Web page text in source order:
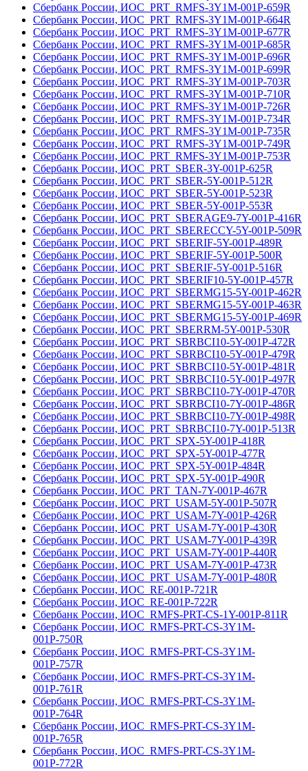
Сбербанк России, ИОС_PRT_RMFS-3Y1M-001Р-659R
Сбербанк России, ИОС_PRT_RMFS-3Y1M-001Р-664R
Сбербанк России, ИОС_PRT_RMFS-3Y1M-001Р-677R
Сбербанк России, ИОС_PRT_RMFS-3Y1M-001Р-685R
Сбербанк России, ИОС_PRT_RMFS-3Y1M-001Р-696R
Сбербанк России, ИОС_PRT_RMFS-3Y1M-001Р-699R
Сбербанк России, ИОС_PRT_RMFS-3Y1M-001Р-703R
Сбербанк России, ИОС_PRT_RMFS-3Y1M-001Р-710R
Сбербанк России, ИОС_PRT_RMFS-3Y1M-001Р-726R
Сбербанк России, ИОС_PRT_RMFS-3Y1M-001Р-734R
Сбербанк России, ИОС_PRT_RMFS-3Y1M-001Р-735R
Сбербанк России, ИОС_PRT_RMFS-3Y1M-001Р-749R
Сбербанк России, ИОС_PRT_RMFS-3Y1M-001Р-753R
Сбербанк России, ИОС_PRT_SBER-3Y-001Р-625R
Сбербанк России, ИОС_PRT_SBER-5Y-001Р-512R
Сбербанк России, ИОС_PRT_SBER-5Y-001Р-523R
Сбербанк России, ИОС_PRT_SBER-5Y-001Р-553R
Сбербанк России, ИОС_PRT_SBERAGE9-7Y-001Р-416R
Сбербанк России, ИОС_PRT_SBERECCY-5Y-001Р-509R
Сбербанк России, ИОС_PRT_SBERIF-5Y-001Р-489R
Сбербанк России, ИОС_PRT_SBERIF-5Y-001Р-500R
Сбербанк России, ИОС_PRT_SBERIF-5Y-001Р-516R
Сбербанк России, ИОС_PRT_SBERIF10-5Y-001Р-457R
Сбербанк России, ИОС_PRT_SBERMG15-5Y-001Р-462R
Сбербанк России, ИОС_PRT_SBERMG15-5Y-001Р-463R
Сбербанк России, ИОС_PRT_SBERMG15-5Y-001Р-469R
Сбербанк России, ИОС_PRT_SBERRM-5Y-001Р-530R
Сбербанк России, ИОС_PRT_SBRBCI10-5Y-001Р-472R
Сбербанк России, ИОС_PRT_SBRBCI10-5Y-001Р-479R
Сбербанк России, ИОС_PRT_SBRBCI10-5Y-001Р-481R
Сбербанк России, ИОС_PRT_SBRBCI10-5Y-001Р-497R
Сбербанк России, ИОС_PRT_SBRBCI10-7Y-001Р-470R
Сбербанк России, ИОС_PRT_SBRBCI10-7Y-001Р-486R
Сбербанк России, ИОС_PRT_SBRBCI10-7Y-001Р-498R
Сбербанк России, ИОС_PRT_SBRBCI10-7Y-001Р-513R
Сбербанк России, ИОС_PRT_SPX-5Y-001Р-418R
Сбербанк России, ИОС_PRT_SPX-5Y-001Р-477R
Сбербанк России, ИОС_PRT_SPX-5Y-001Р-484R
Сбербанк России, ИОС_PRT_SPX-5Y-001Р-490R
Сбербанк России, ИОС_PRT_TAN-7Y-001Р-467R
Сбербанк России, ИОС_PRT_USAM-5Y-001Р-507R
Сбербанк России, ИОС_PRT_USAM-7Y-001Р-426R
Сбербанк России, ИОС_PRT_USAM-7Y-001Р-430R
Сбербанк России, ИОС_PRT_USAM-7Y-001Р-439R
Сбербанк России, ИОС_PRT_USAM-7Y-001Р-440R
Сбербанк России, ИОС_PRT_USAM-7Y-001Р-473R
Сбербанк России, ИОС_PRT_USAM-7Y-001Р-480R
Сбербанк России, ИОС_RE-001Р-721R
Сбербанк России, ИОС_RE-001Р-722R
Сбербанк России, ИОС_RMFS-PRT-CS-1Y-001Р-811R
Сбербанк России, ИОС_RMFS-PRT-CS-3Y1M-
001Р-750R
Сбербанк России, ИОС_RMFS-PRT-CS-3Y1M-
001Р-757R
Сбербанк России, ИОС_RMFS-PRT-CS-3Y1M-
001Р-761R
Сбербанк России, ИОС_RMFS-PRT-CS-3Y1M-
001Р-764R
Сбербанк России, ИОС_RMFS-PRT-CS-3Y1M-
001Р-765R
Сбербанк России, ИОС_RMFS-PRT-CS-3Y1M-
001Р-772R